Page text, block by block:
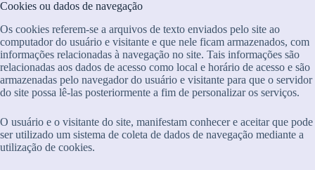
Cookies ou dados de navegação
Os cookies referem-se a arquivos de texto enviados pelo site ao
computador do usuário e visitante e que nele ficam armazenados, com
informações relacionadas à navegação no site. Tais informações são
relacionadas aos dados de acesso como local e horário de acesso e são
armazenadas pelo navegador do usuário e visitante para que o servidor
do site possa lê-las posteriormente a fim de personalizar os serviços.
O usuário e o visitante do site, manifestam conhecer e aceitar que pode
ser utilizado um sistema de coleta de dados de navegação mediante a
utilização de cookies.